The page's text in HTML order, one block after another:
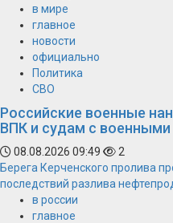
в мире
главное
новости
официально
Политика
СВО
Российские военные
ВПК и судам с военными
08.08.2026 09:49
2
Берега Керченского пролива
последствий разлива
в россии
главное